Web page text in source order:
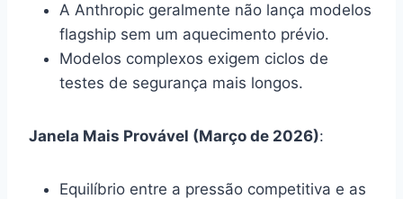
A Anthropic geralmente não lança modelos
flagship sem um aquecimento prévio.
Modelos complexos exigem ciclos de
testes de segurança mais longos.
Janela Mais Provável (Março de 2026):
Equilíbrio entre a pressão competitiva e as